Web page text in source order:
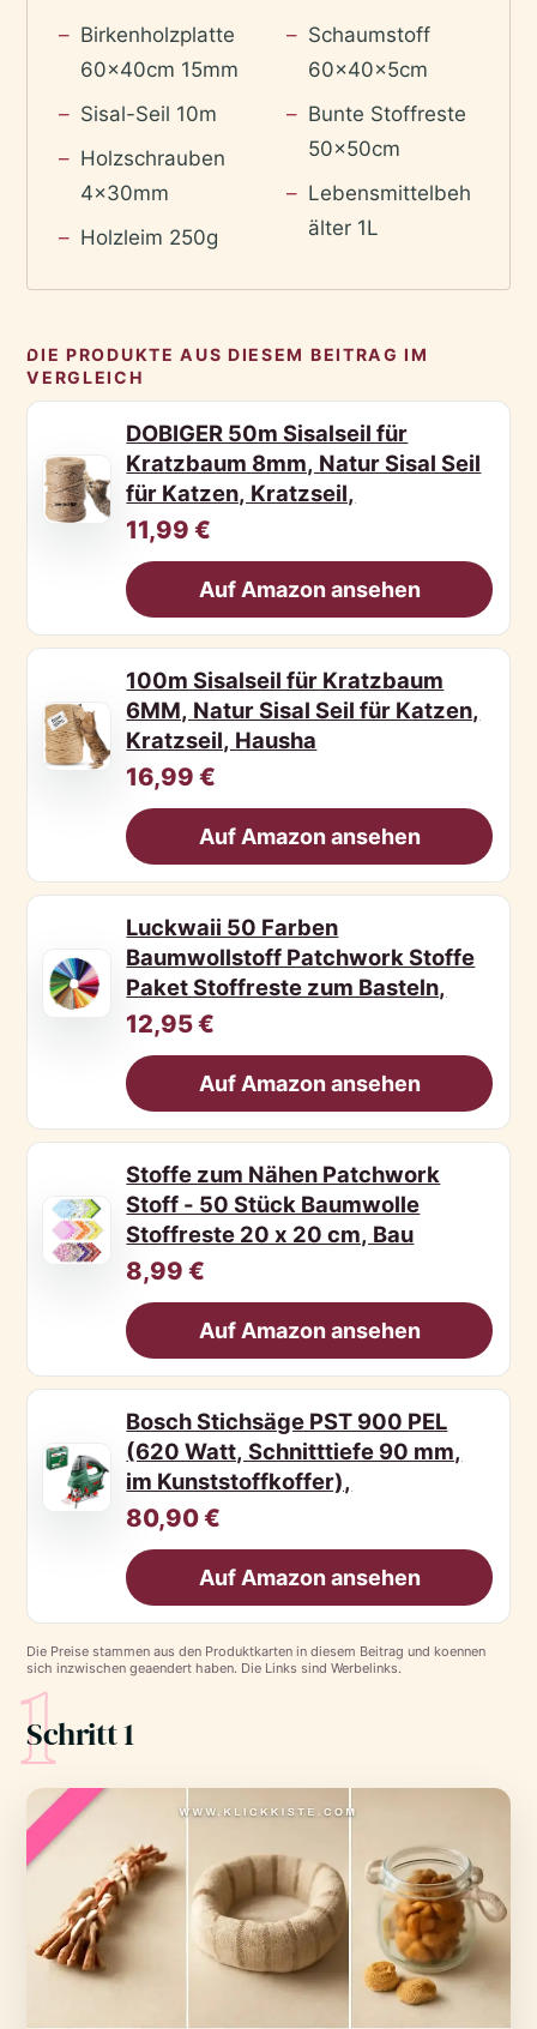
Birkenholzplatte
60x40cm 15mm
Sisal-Seil 10m
Holzschrauben
4x30mm
Holzleim 250g
Schaumstoff
60x40x5cm
Bunte Stoffreste
50x50cm
Lebensmittelbeh
älter 1L
DIE PRODUKTE AUS DIESEM BEITRAG IM
VERGLEICH
DOBIGER 50m Sisalseil für
Kratzbaum 8mm, Natur Sisal Seil
für Katzen, Kratzseil,
11,99 €
Auf Amazon ansehen
100m Sisalseil für Kratzbaum
6MM, Natur Sisal Seil für Katzen,
Kratzseil, Hausha
16,99 €
Auf Amazon ansehen
Luckwaii 50 Farben
Baumwollstoff Patchwork Stoffe
Paket Stoffreste zum Basteln,
12,95 €
Auf Amazon ansehen
Stoffe zum Nähen Patchwork
Stoff - 50 Stück Baumwolle
Stoffreste 20 x 20 cm, Bau
8,99 €
Auf Amazon ansehen
Bosch Stichsäge PST 900 PEL
(620 Watt, Schnitttiefe 90 mm,
im Kunststoffkoffer),
80,90 €
Auf Amazon ansehen
Die Preise stammen aus den Produktkarten in diesem Beitrag und koennen
sich inzwischen geaendert haben. Die Links sind Werbelinks.
1
Schritt 1